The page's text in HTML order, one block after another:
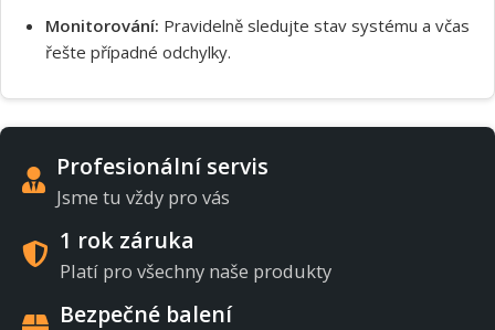
Monitorování: Pravidelně sledujte stav systému a včas
řešte případné odchylky.
Profesionální servis
Jsme tu vždy pro vás
1 rok záruka
Platí pro všechny naše produkty
Bezpečné balení